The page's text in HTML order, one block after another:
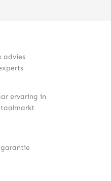
advies
ervaring in